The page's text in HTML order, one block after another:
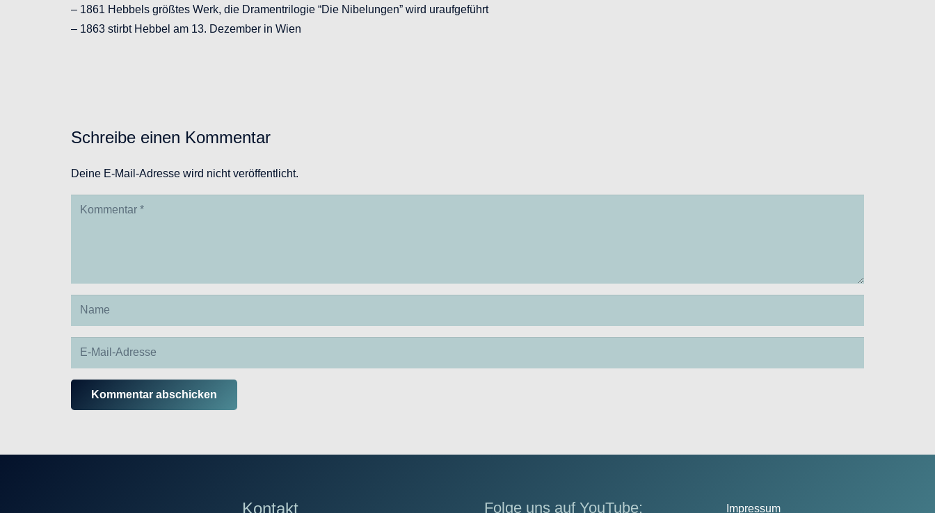
– 1861 Hebbels größtes Werk, die Dramentrilogie “Die Nibelungen” wird uraufgeführt
– 1863 stirbt Hebbel am 13. Dezember in Wien
Schreibe einen Kommentar
Deine E-Mail-Adresse wird nicht veröffentlicht.
Kommentar abschicken
Kontakt Folge uns auf YouTube: Impressum